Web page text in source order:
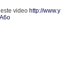
video http://www.y